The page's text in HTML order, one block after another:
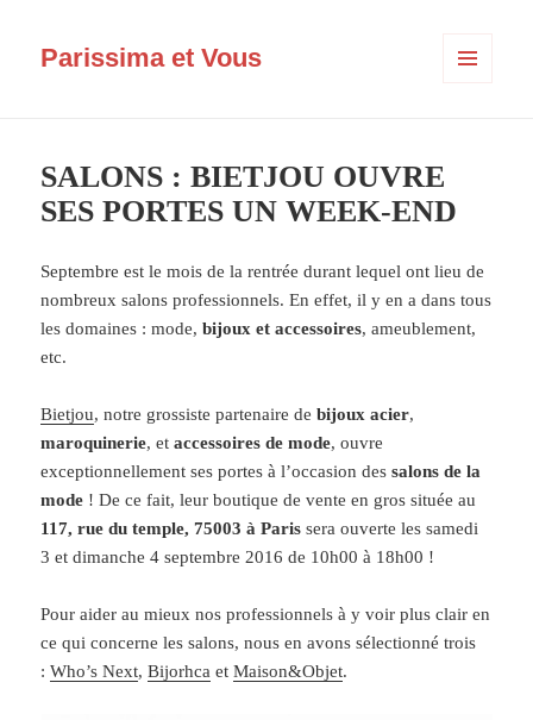
Parissima et Vous
SALONS : BIETJOU OUVRE
SES PORTES UN WEEK-END
Septembre est le mois de la rentrée durant lequel ont lieu de
nombreux salons professionnels. En effet, il y en a dans tous
les domaines : mode,bijoux et accessoires, ameublement,
etc.
Bietjou, notre grossiste partenaire debijoux acier,
maroquinerie, et accessoires de mode, ouvre
exceptionnellement ses portes à l’occasion des salons de la
mode ! De ce fait, leur boutique de vente en gros située au
117, rue du temple, 75003 à Parissera ouverte les samedi
3 et dimanche 4 septembre 2016 de 10h00 à 18h00 !
Pour aider au mieux nos professionnels à y voir plus clair en
ce qui concerne les salons, nous en avons sélectionné trois
:Who’s Next,Bijorhca etMaison&Objet.